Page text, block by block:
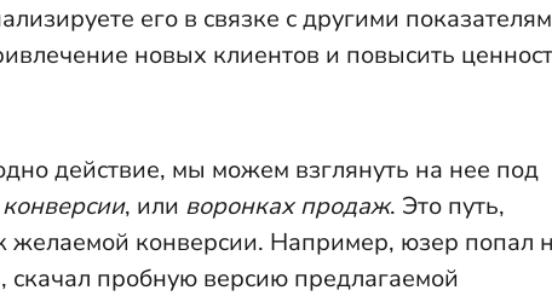
его в связке с другими
новых клиентов и повысить
действие, мы можем взглянуть на нее под
конверсии, или воронках продаж. Это путь,
желаемой конверсии. Например, юзер попал
скачал пробную версию предлагаемой